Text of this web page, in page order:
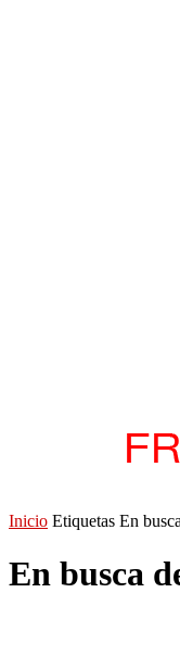
Inicio Etiquetas En
En busca